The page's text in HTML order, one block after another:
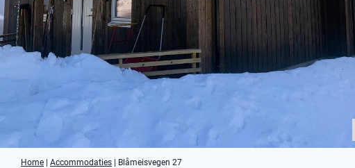
Home Accommodaties Blåmeisvegen 27